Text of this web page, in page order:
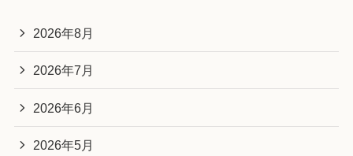
2026年8月
2026年7月
2026年6月
2026年5月